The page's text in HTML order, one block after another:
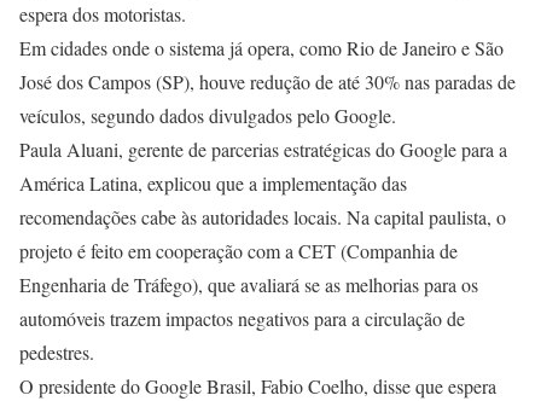
espera dos motoristas.
Em cidades onde o sistema já opera, como Rio de Janeiro e São
José dos Campos (SP), houve redução de até 30% nas paradas de
veículos, segundo dados divulgados pelo Google.
Paula Aluani, gerente de parcerias estratégicas do Google para a
América Latina, explicou que a implementação das
recomendações cabe às autoridades locais. Na capital paulista, o
projeto é feito em cooperação com a CET (Companhia de
Engenharia de Tráfego), que avaliará se as melhorias para os
automóveis trazem impactos negativos para a circulação de
pedestres.
O presidente do Google Brasil, Fabio Coelho, disse que espera